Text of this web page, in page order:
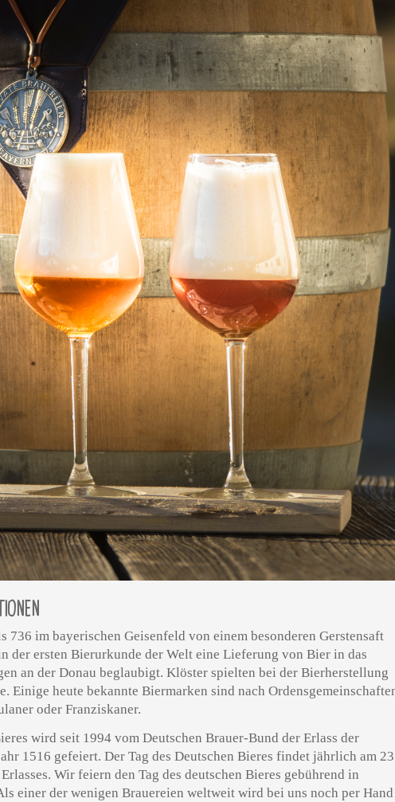
736 im bayerischen Geisenfeld von einem besonderen Gerstensaft
der ersten Bierurkunde der Welt eine Lieferung von Bier in das
an der Donau beglaubigt. Klöster spielten bei der Bierherstellung
Einige heute bekannte Biermarken sind nach
oder Franziskaner.
wird seit 1994 vom Deutschen Brauer-Bund der Erlass der
1516 gefeiert. Der Tag des Deutschen Bieres findet jährlich am
Wir feiern den Tag des deutschen Bieres gebührend in
einer der wenigen Brauereien weltweit wird bei uns noch per Hand